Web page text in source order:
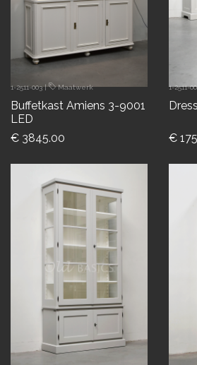
1-2511-003| Maatwerk
Buffetkast Amiens 3-9001
LED
€ 3845.00
1-2511-
€